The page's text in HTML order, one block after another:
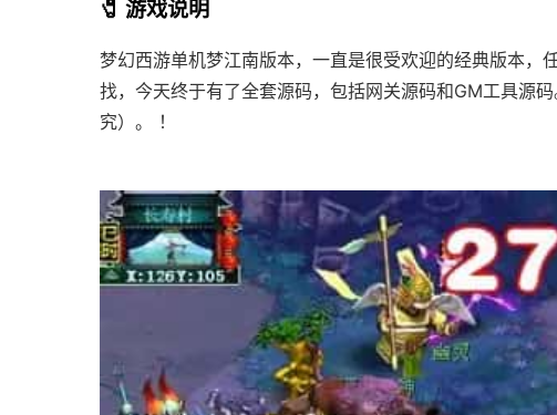
🧷 游戏说明
梦幻西游单机梦江南版本，一直是很受欢迎的经典版本，
找，今天终于有了全套源码，包括网关源码和GM工具源
究）。 ！